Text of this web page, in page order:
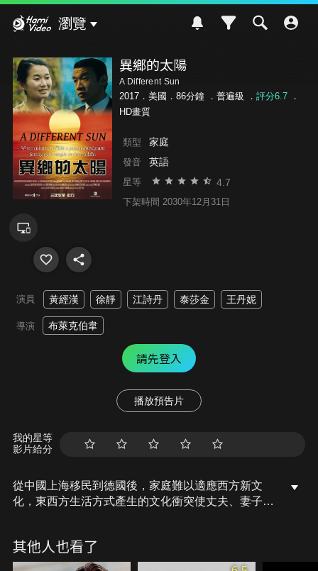
瀏覽
異鄉的太陽
A Different Sun
2017．美國．86分鐘 ． 普遍級 ． 評分6.7．
HD畫質
類型 家庭
發音 英語
星等 4.7
下架時間 2030年12月31日
演員 黃經漢 徐靜 江詩丹 泰莎金 王丹妮
導演 布萊克伯韋
請先登入
播放預告片
我的星等
影片給分
從中國上海移民到德國後，家庭難以適應西方新文
化，東西方生活方式產生的文化衝突使丈夫、妻子和
位。
其他人也看了